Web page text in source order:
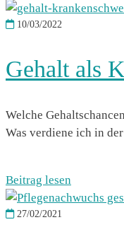
10/03/2022
Gehalt als
Welche
Was verdiene ich in
Beitrag lesen
27/02/2021